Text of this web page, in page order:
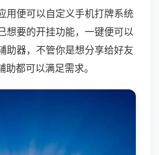
用便可以自定义手机打牌系统
想要的开挂功能，一键便可以
助器，不管你是想分享给好友
都可以满足需求。